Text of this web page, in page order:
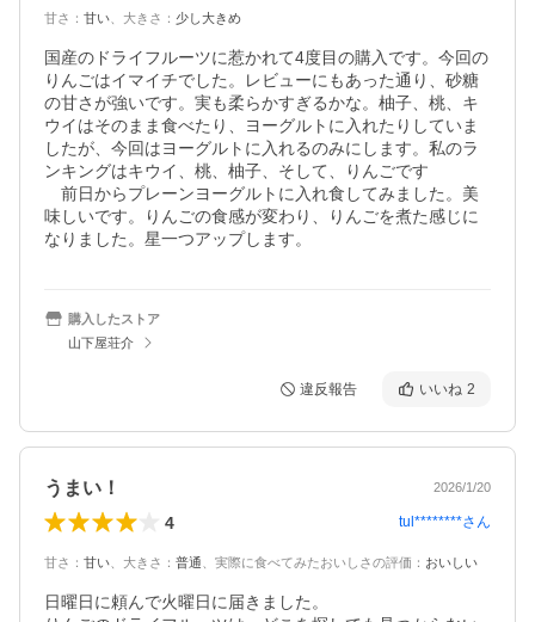
甘さ ： 甘い 大きさ ： 少し大きめ
国産のドライフルーツに惹かれて4度目の購入です。今回の
りんごはイマイチでした。レビューにもあった通り、砂糖
の甘さが強いです。実も柔らかすぎるかな。柚子、桃、キ
ウイはそのまま食べたり、ヨーグルトに入れたりしていま
したが、今回はヨーグルトに入れるのみにします。私のラ
ンキングはキウイ、桃、柚子、そして、りんごです
前日からプレーンヨーグルトに入れ食してみました。美
味しいです。りんごの食感が変わり、りんごを煮た感じに
なりました。星一つアップします。
購入したストア
山下屋荘介
違反報告 いいね 2
うまい！ 2026/1/20
4 tul********さん
甘さ ： 甘い 大きさ ： 普通 実際に食べてみたおいしさの評価 ： おいしい
日曜日に頼んで火曜日に届きました。